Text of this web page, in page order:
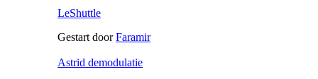
LeShuttle
Gestart doorFaramir
Astrid demodulatie